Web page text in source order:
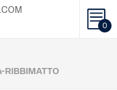
0
RIBBIMATTO